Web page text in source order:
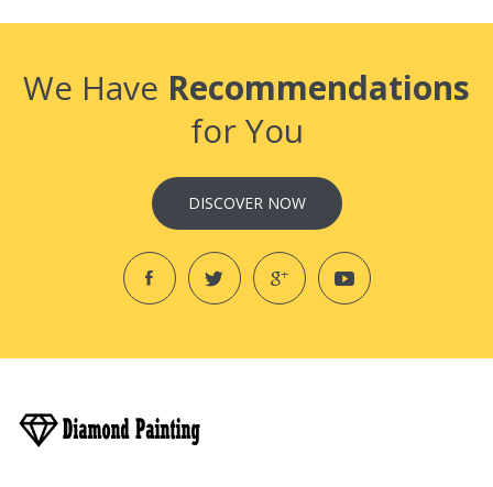
We Have Recommendations
for You
DISCOVER NOW